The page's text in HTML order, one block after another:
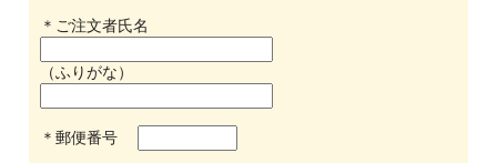
＊ご注文者氏名
（ふりがな）
＊郵便番号